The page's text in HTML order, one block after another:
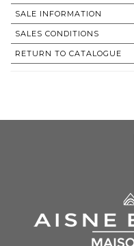
SALE INFORMATION
SALES CONDITIONS
RETURN TO CATALOGUE